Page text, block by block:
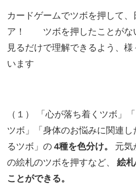
カードゲームでツボを押して
ア！ ツボを押したことがな
見るだけで理解できるよう、
います
（１） 「心が落ち着くツボ」
ツボ」「身体のお悩みに関連
るツボ」の 4種を色分け。
元気
の絵札のツボを押すなど、
絵
ことができる。